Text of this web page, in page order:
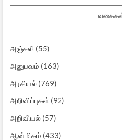
அஞ்சலி (55)
அனுபவம் (163)
அரசியல்(769)
அறிவிப்புகள்(92)
அறிவியல்(57)
ஆன்மிகம் (433)